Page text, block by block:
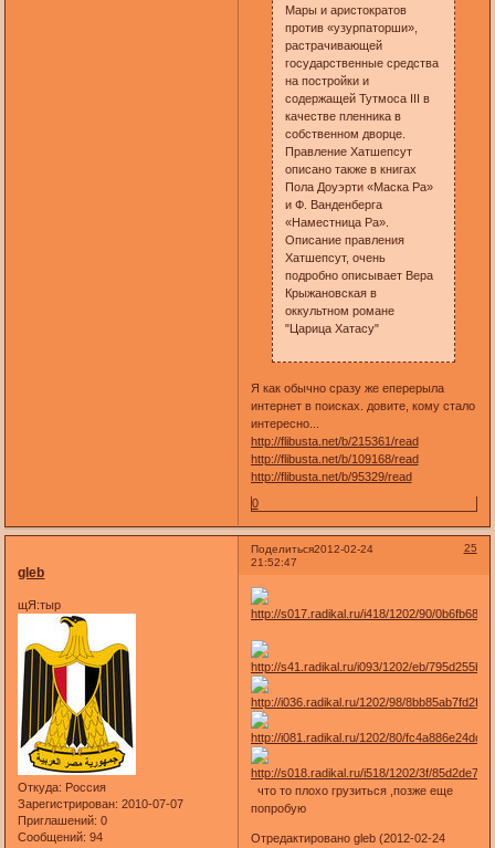
Мары и аристократов
против «узурпаторши»,
растрачивающей
государственные средства
на постройки и
содержащей Тутмоса III в
качестве пленника в
собственном дворце.
Правление Хатшепсут
описано также в книгах
Пола Доуэрти «Маска Ра»
и Ф. Ванденберга
«Наместница Ра».
Описание правления
Хатшепсут, очень
подробно описывает Вера
Крыжановская в
оккультном романе
"Царица Хатасу"
Я как обычно сразу же еперерыла
интернет в поисках. довите, кому стало
интересно...
http://flibusta.net/b/215361/read
http://flibusta.net/b/109168/read
http://flibusta.net/b/95329/read
0
Поделиться 25
2012-02-24
21:52:47
gleb
щЯ:тыр
Откуда: Россия
Зарегистрирован: 2010-07-07
Приглашений: 0
Сообщений: 94
что то плохо грузиться ,позже еще
попробую
Отредактировано gleb (2012-02-24